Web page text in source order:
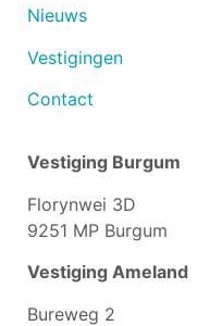
Nieuws
Vestigingen
Contact
Vestiging Burgum
Florynwei 3D
9251 MP Burgum
Vestiging Ameland
Bureweg 2